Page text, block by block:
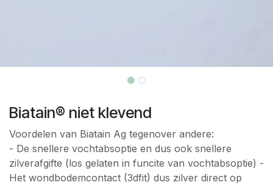
Biatain® niet klevend
Voordelen van Biatain Ag tegenover andere:
- De snellere vochtabsoptie en dus ook snellere
zilverafgifte (los gelaten in funcite van vochtabsoptie) -
Het wondbodemcontact (3dfit) dus zilver direct op